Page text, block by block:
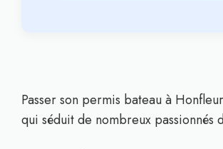
Passer son permis bateau à
qui séduit de nombreux passionnés